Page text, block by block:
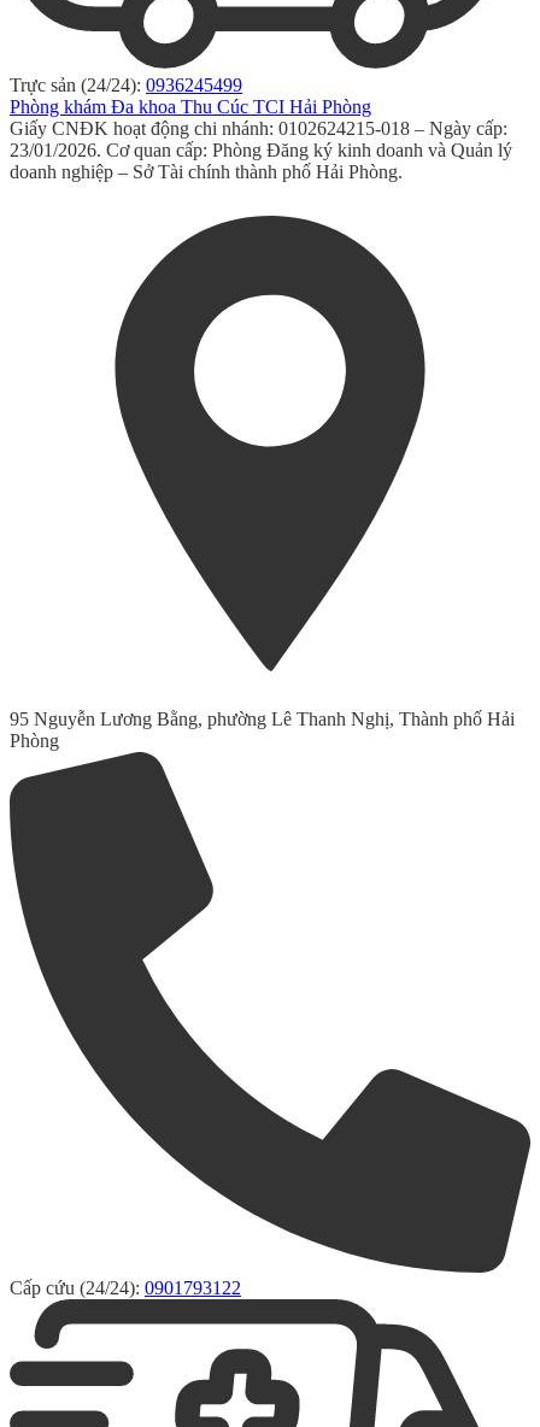
Trực sản (24/24): 0936245499
Phòng khám Đa khoa Thu Cúc TCI Hải Phòng
Giấy CNĐK hoạt động chi nhánh: 0102624215-018 – Ngày cấp:
23/01/2026. Cơ quan cấp: Phòng Đăng ký kinh doanh và Quản lý
doanh nghiệp – Sở Tài chính thành phố Hải Phòng.
95 Nguyễn Lương Bằng, phường Lê Thanh Nghị, Thành phố Hải
Phòng
Cấp cứu (24/24): 0901793122